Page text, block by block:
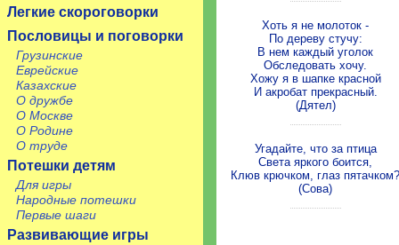
Легкие скороговорки
Пословицы и поговорки
Грузинские
Еврейские
Казахские
О дружбе
О Москве
О Родине
О труде
Потешки детям
Для игры
Народные потешки
Первые шаги
Развивающие игры
Хоть я не молоток -
По дереву стучу:
В нем каждый уголок
Обследовать хочу.
Хожу я в шапке красной
И акробат прекрасный.
(Дятел)
Угадайте, что за птица
Света яркого боится,
Клюв крючком, глаз пятачком?
(Сова)